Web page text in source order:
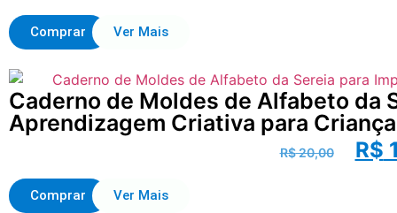
Comprar Ver Mais
Caderno de Moldes de Alfabeto da
Aprendizagem Criativa para
R$20,00 R$
Comprar Ver Mais